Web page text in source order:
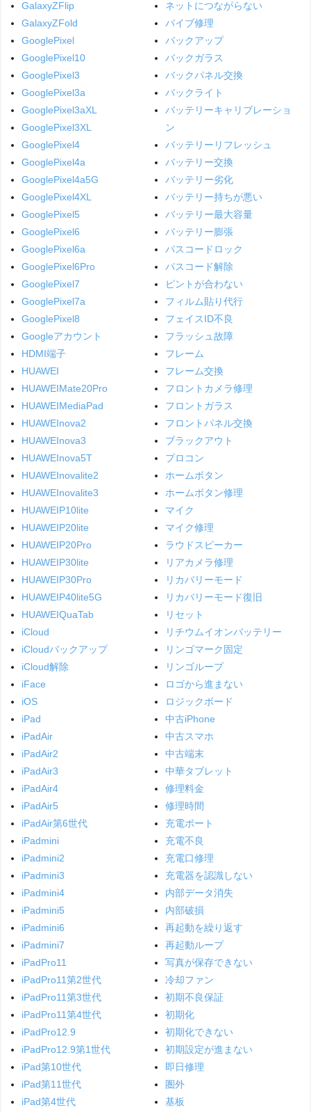
GalaxyZFlip
GalaxyZFold
GooglePixel
GooglePixel10
GooglePixel3
GooglePixel3a
GooglePixel3aXL
GooglePixel3XL
GooglePixel4
GooglePixel4a
GooglePixel4a5G
GooglePixel4XL
GooglePixel5
GooglePixel6
GooglePixel6a
GooglePixel6Pro
GooglePixel7
GooglePixel7a
GooglePixel8
Googleアカウント
HDMI端子
HUAWEI
HUAWEIMate20Pro
HUAWEIMediaPad
HUAWEInova2
HUAWEInova3
HUAWEInova5T
HUAWEInovalite2
HUAWEInovalite3
HUAWEIP10lite
HUAWEIP20lite
HUAWEIP20Pro
HUAWEIP30lite
HUAWEIP30Pro
HUAWEIP40lite5G
HUAWEIQuaTab
iCloud
iCloudバックアップ
iCloud解除
iFace
iOS
iPad
iPadAir
iPadAir2
iPadAir3
iPadAir4
iPadAir5
iPadAir第6世代
iPadmini
iPadmini2
iPadmini3
iPadmini4
iPadmini5
iPadmini6
iPadmini7
iPadPro11
iPadPro11第2世代
iPadPro11第3世代
iPadPro11第4世代
iPadPro12.9
iPadPro12.9第1世代
iPad第10世代
iPad第11世代
iPad第4世代
ネットにつながらない
バイブ修理
バックアップ
バックガラス
バックパネル交換
バックライト
バッテリーキャリブレーショ
ン
バッテリーリフレッシュ
バッテリー交換
バッテリー劣化
バッテリー持ちが悪い
バッテリー最大容量
バッテリー膨張
パスコードロック
パスコード解除
ピントが合わない
フィルム貼り代行
フェイスID不良
フラッシュ故障
フレーム
フレーム交換
フロントカメラ修理
フロントガラス
フロントパネル交換
ブラックアウト
プロコン
ホームボタン
ホームボタン修理
マイク
マイク修理
ラウドスピーカー
リアカメラ修理
リカバリーモード
リカバリーモード復旧
リセット
リチウムイオンバッテリー
リンゴマーク固定
リンゴループ
ロゴから進まない
ロジックボード
中古iPhone
中古スマホ
中古端末
中華タブレット
修理料金
修理時間
充電ポート
充電不良
充電口修理
充電器を認識しない
内部データ消失
内部破損
再起動を繰り返す
再起動ループ
写真が保存できない
冷却ファン
初期不良保証
初期化
初期化できない
初期設定が進まない
即日修理
圏外
基板